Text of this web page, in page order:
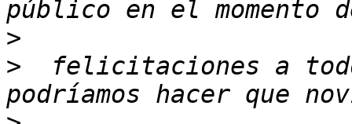
>
>
felicitaciones a